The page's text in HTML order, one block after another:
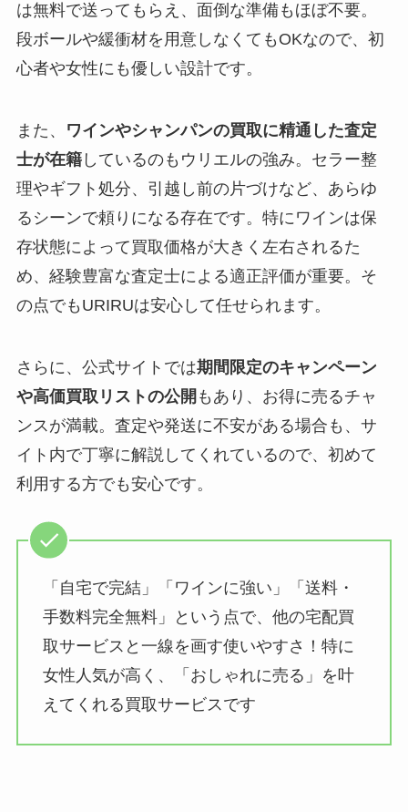
は無料で送ってもらえ、面倒な準備もほぼ不要。
段ボールや緩衝材を用意しなくてもOKなので、初
心者や女性にも優しい設計です。
また、
ワインやシャンパンの買取に精通した査定
士が在籍しているのもウリエルの強み。セラー整
理やギフト処分、引越し前の片づけなど、あらゆ
るシーンで頼りになる存在です。特にワインは保
存状態によって買取価格が大きく左右されるた
め、経験豊富な査定士による適正評価が重要。そ
の点でもURIRUは安心して任せられます。
さらに、公式サイトでは期間限定のキャンペーン
や高価買取リストの公開 もあり、お得に売るチャ
ンスが満載。査定や発送に不安がある場合も、サ
イト内で丁寧に解説してくれているので、初めて
利用する方でも安心です。
「自宅で完結」「ワインに強い」「送料・
手数料完全無料」という点で、他の宅配買
取サービスと一線を画す使いやすさ！特に
女性人気が高く、「おしゃれに売る」を叶
えてくれる買取サービスです